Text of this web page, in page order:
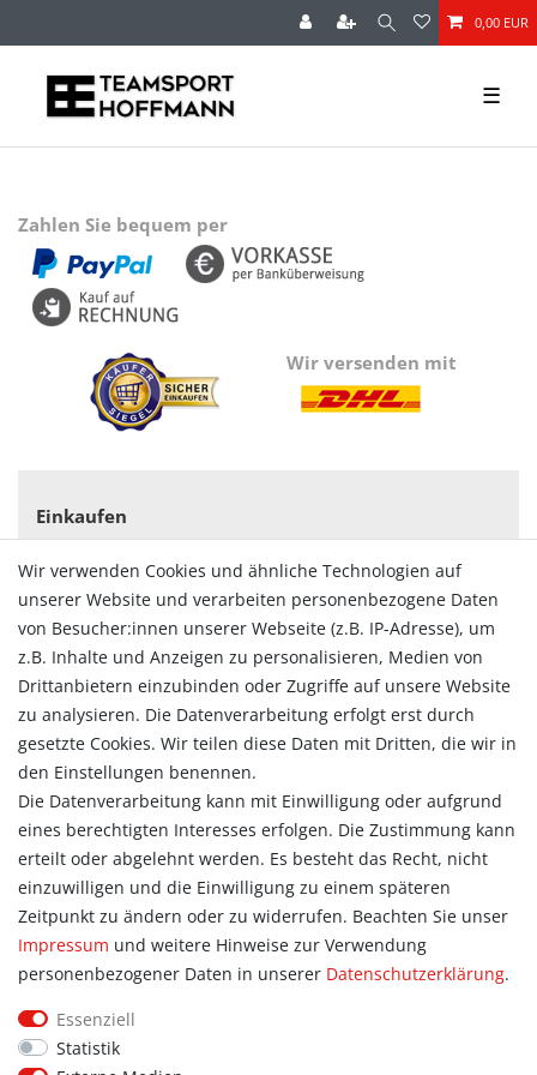
0,00 EUR
☰
Zahlen Sie bequem per
Wir versenden mit
Einkaufen
Zahlungsarten
Versandarten & -kosten
Widerrufsrecht
Vertrag widerrufen
Konto
Login
Registrieren
Warenkorb
Zur Kasse
Allgemein
Kontakt
Datenschutzerklärung
AGB
Impressum
Informationen für Vereine
Informationen zur Beflockung
Wir verwenden Cookies und ähnliche Technologien auf
unserer Website und verarbeiten personenbezogene Daten
von Besucher:innen unserer Webseite (z.B. IP-Adresse), um
z.B. Inhalte und Anzeigen zu personalisieren, Medien von
Drittanbietern einzubinden oder Zugriffe auf unsere Website
zu analysieren. Die Datenverarbeitung erfolgt erst durch
gesetzte Cookies. Wir teilen diese Daten mit Dritten, die wir in
den Einstellungen benennen.
Die Datenverarbeitung kann mit Einwilligung oder aufgrund
eines berechtigten Interesses erfolgen. Die Zustimmung kann
erteilt oder abgelehnt werden. Es besteht das Recht, nicht
einzuwilligen und die Einwilligung zu einem späteren
Zeitpunkt zu ändern oder zu widerrufen. Beachten Sie unser
Impressum und weitere Hinweise zur Verwendung
personenbezogener Daten in unserer Daten­schutz­erklärung.
Essenziell
Statistik